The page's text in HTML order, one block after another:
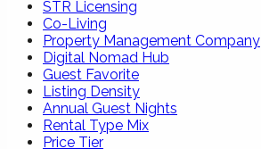
STR Licensing
Co-Living
Property Management Company
Digital Nomad Hub
Guest Favorite
Listing Density
Annual Guest Nights
Rental Type Mix
Price Tier